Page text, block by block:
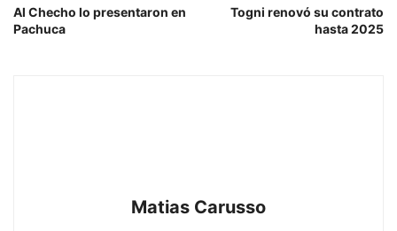
Al Checho lo presentaron en
Pachuca
Togni renovó su contrato
hasta 2025
Matias Carusso